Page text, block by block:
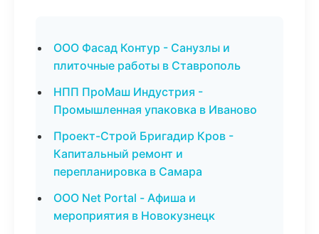
ООО Фасад Контур - Санузлы и
плиточные работы в Ставрополь
НПП ПроМаш Индустрия -
Промышленная упаковка в Иваново
Проект-Строй Бригадир Кров -
Капитальный ремонт и
перепланировка в Самара
ООО Net Portal - Афиша и
мероприятия в Новокузнецк